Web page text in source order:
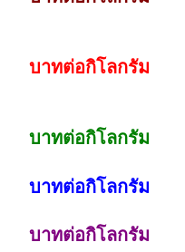
ลกรัมต่อตัว
าจะทรงตัว